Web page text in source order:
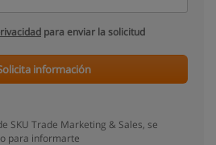
para enviar la solicitud
información
SKU Trade Marketing & Sales, se
para informarte